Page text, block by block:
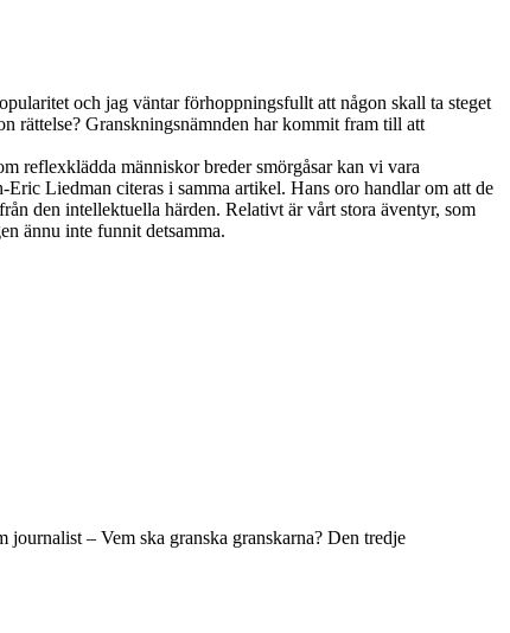
och jag väntar förhoppningsfullt att någon skall ta steget
rättelse? Granskningsnämnden har kommit fram till att
reflexklädda människor breder smörgåsar kan vi vara
Liedman citeras i samma artikel. Hans oro handlar om att de
den intellektuella härden. Relativt är vårt stora äventyr, som
ännu inte funnit detsamma.
– Vem ska granska granskarna? Den tredje